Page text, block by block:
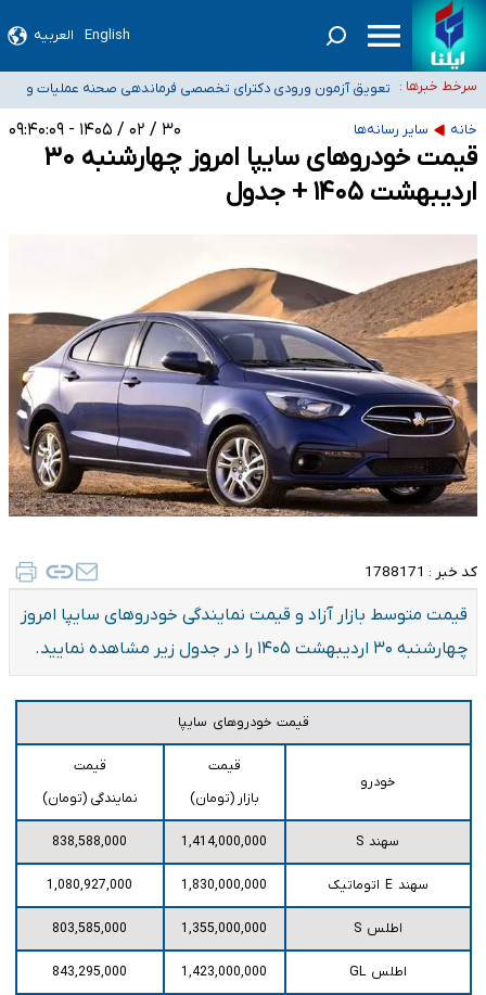
English العربیه
سرخط خبرها :
۴۰ تا ۵۰ روز گرمای نسبی در پیش داریم/ دمای تهران به ۳۸ درجه می‌رسد
هستیم، اما هنوز پاسخ مشخصی نگرفته‌ایم
تعویق آزمون ورودی دکترای تخصصی فرماندهی صحنه عملیات و
آخرین وضعیت شیوع عفونت‌های تنفسی در کشور/ خوزستان و کرمان بالاتر از
آستانه هشدار
خانه سایر رسانه‌ها ۳۰ / ۰۲ / ۱۴۰۵ - ۰۹:۴۰:۰۹
قیمت خودرو‌های سایپا امروز چهارشنبه ۳۰
اردیبهشت ۱۴۰۵ + جدول
کد خبر : 1788171
قیمت متوسط بازار آزاد و قیمت نمایندگی خودرو‌های سایپا امروز
چهارشنبه ۳۰ اردیبهشت ۱۴۰۵ را در جدول زیر مشاهده نمایید.
قیمت خودروهای سایپا
خودرو
قیمت
بازار (تومان)
قیمت
نمایندگی (تومان)
سهند S 1,414,000,000
838,588,000
سهند E اتوماتیک 1,830,000,000
1,080,927,000
اطلس S 1,355,000,000
803,585,000
اطلس GL 1,423,000,000
843,295,000